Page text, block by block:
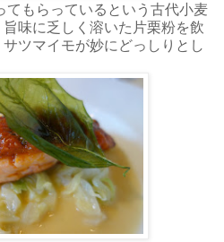
てもらっているという古代小麦
旨味に乏しく溶いた片栗粉を飲
ツマイモが妙にどっしりとし